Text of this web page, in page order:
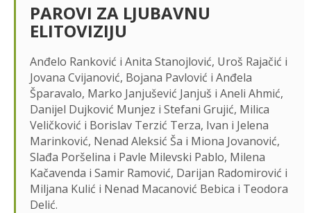
PAROVI ZA LJUBAVNU
ELITOVIZIJU
Anđelo Ranković i Anita Stanojlović, Uroš Rajačić i
Jovana Cvijanović, Bojana Pavlović i Anđela
Šparavalo, Marko Janjušević Janjuš i Aneli Ahmić,
Danijel Dujković Munjez i Stefani Grujić, Milica
Veličković i Borislav Terzić Terza, Ivan i Jelena
Marinković, Nenad Aleksić Ša i Miona Jovanović,
Slađa Poršelina i Pavle Milevski Pablo, Milena
Kačavenda i Samir Ramović, Darijan Radomirović i
Miljana Kulić i Nenad Macanović Bebica i Teodora
Delić.